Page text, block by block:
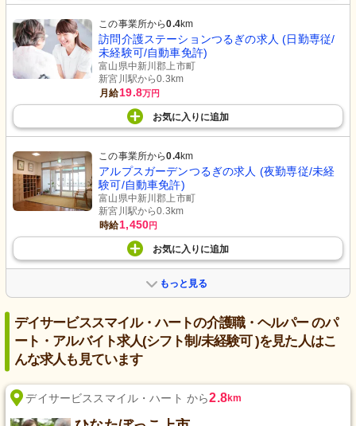
この事業所から0.4km
訪問介護ステーションつるぎの求人 (日勤専従/
未経験可/自動車免許)
富山県中新川郡上市町
新宮川駅から0.3km
月給19.8万円
お気に入り に追加
この事業所から0.4km
アルプスガーデンつるぎの求人 (夜勤専従/未経
験可/自動車免許)
富山県中新川郡上市町
新宮川駅から0.3km
時給1,450円
お気に入り に追加
もっと見る
デイサービススマイル・ハートの介護職・ヘルパー のパ
ート・アルバイト求人(シフト制/未経験可 )を見た人はこ
んな求人も見ています
デイサービススマイル・ハート から2.8km